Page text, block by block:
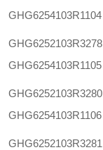
GHG6254103R1104
GHG6252103R3278
GHG6254103R1105
GHG6252103R3280
GHG6254103R1106
GHG6252103R3281